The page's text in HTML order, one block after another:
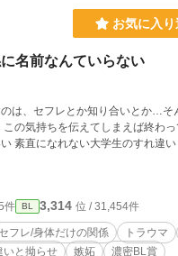
お気に入り
名前なんていらない
は、セフレとか知り合いとか…そ
の気持ちを伝えてしまえば終わ
素直になれない大学生のすれ違い
件 BL 3,314 位 / 31,454件
セフレ/身体だけの関係 トラウマ
いと拗らせ 嫉妬 濃密BL賞